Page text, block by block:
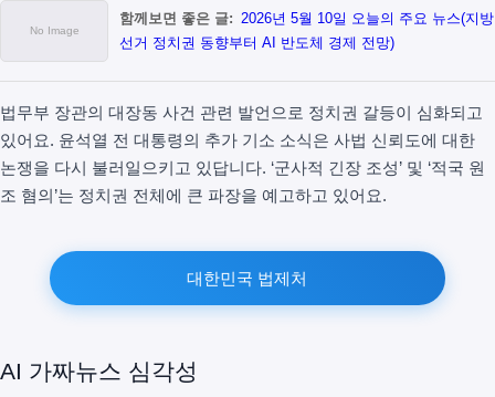
함께보면 좋은 글: 2026년 5월 10일 오늘의 주요 뉴스(지방
선거 정치권 동향부터 AI 반도체 경제 전망)
법무부 장관의 대장동 사건 관련 발언으로 정치권 갈등이 심화되고
있어요. 윤석열 전 대통령의 추가 기소 소식은 사법 신뢰도에 대한
논쟁을 다시 불러일으키고 있답니다. ‘군사적 긴장 조성’ 및 ‘적국 원
조 혐의’는 정치권 전체에 큰 파장을 예고하고 있어요.
대한민국 법제처
AI 가짜뉴스 심각성